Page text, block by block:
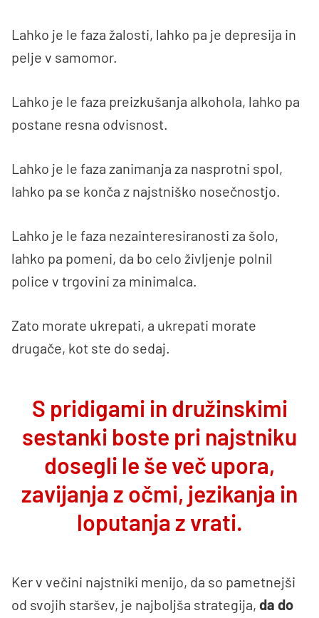
Lahko je le faza žalosti, lahko pa je depresija in
pelje v samomor.
Lahko je le faza preizkušanja alkohola, lahko pa
postane resna odvisnost.
Lahko je le faza zanimanja za nasprotni spol,
lahko pa se konča z najstniško nosečnostjo.
Lahko je le faza nezainteresiranosti za šolo,
lahko pa pomeni, da bo celo življenje polnil
police v trgovini za minimalca.
Zato morate ukrepati, a ukrepati morate
drugače, kot ste do sedaj.
S pridigami in družinskimi
sestanki boste pri najstniku
dosegli le še več upora,
zavijanja z očmi, jezikanja in
loputanja z vrati.
Ker v večini najstniki menijo, da so pametnejši
od svojih staršev, je najboljša strategija, da do